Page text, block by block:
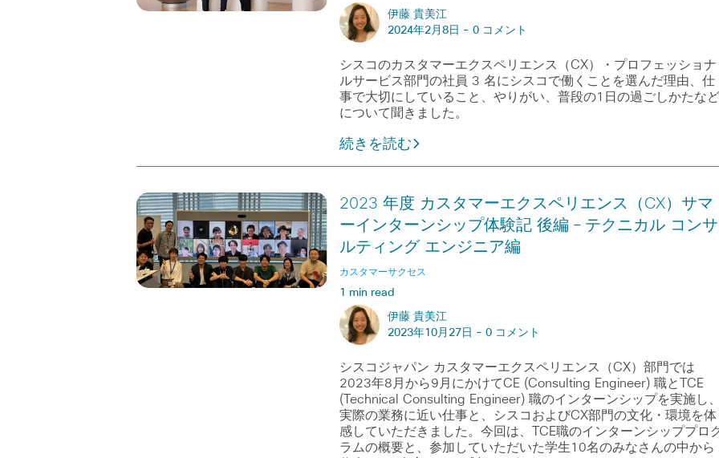
伊藤 貴美江
2024年2月8日 - 0 コメント
シスコのカスタマーエクスペリエンス（CX）・プロフェッショナ
ルサービス部門の社員 3 名にシスコで働くことを選んだ理由、仕
事で大切にしていること、やりがい、普段の1日の過ごしかたなど
について聞きました。
続きを読む
2023 年度 カスタマーエクスペリエンス（CX）サマ
ーインターンシップ体験記 後編 – テクニカル コンサ
ルティング エンジニア編
カスタマーサクセス
1 min read
伊藤 貴美江
2023年10月27日 - 0 コメント
シスコジャパン カスタマーエクスペリエンス（CX）部門では
2023年8月から9月にかけてCE (Consulting Engineer) 職とTCE
(Technical Consulting Engineer) 職のインターンシップを実施し、
実際の業務に近い仕事と、シスコおよびCX部門の文化・環境を体
感していただきました。今回は、TCE職のインターンシッププロ
ラムの概要と、参加していただいた学生10名のみなさんの中から